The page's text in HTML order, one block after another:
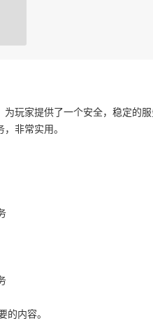
玩家提供了一个安全，稳定的
非常实用。
的内容。